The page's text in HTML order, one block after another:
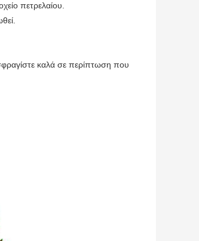
πετρελαίου.
καλά σε περίπτωση που